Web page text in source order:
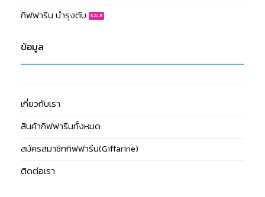
กิฟฟารีน บำรุงตับ
ข้อมูล
เกี่ยวกับเรา
สินค้ากิฟฟารีนทั้งหมด
สมัครสมาชิกกิฟฟารีน(Giffarine)
ติดต่อเรา